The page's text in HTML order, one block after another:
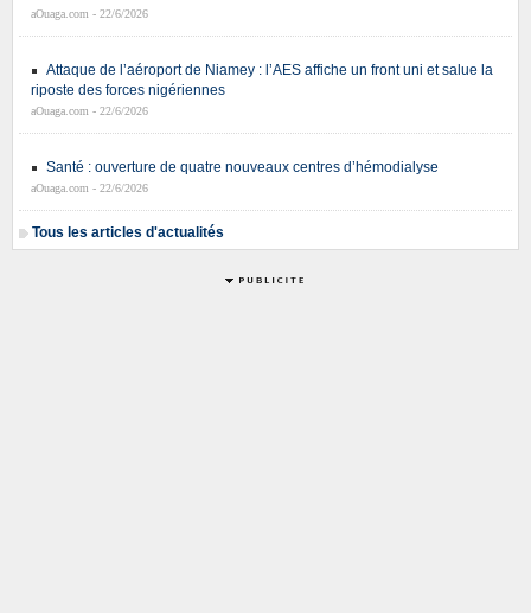
aOuaga.com - 22/6/2026
Attaque de l’aéroport de Niamey : l’AES affiche un front uni et salue la
riposte des forces nigériennes
aOuaga.com - 22/6/2026
Santé : ouverture de quatre nouveaux centres d’hémodialyse
aOuaga.com - 22/6/2026
Tous les articles d'actualités